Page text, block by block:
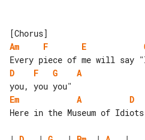
Am
F E
D
F G
A
Em
A
D
Here in the Museum of